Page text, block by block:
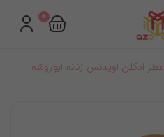
0
عطر ادکلن اویدنس زنانه ایوروشه